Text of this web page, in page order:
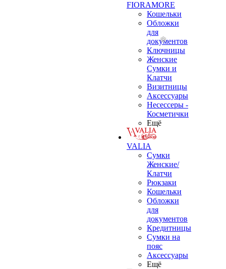
FIORAMORE
Кошельки
Обложки
для
документов
Ключницы
Женские
Сумки и
Клатчи
Визитницы
Аксессуары
Несессеры -
Косметички
Ещё
VALIA
Сумки
Женские/
Клатчи
Рюкзаки
Кошельки
Обложки
для
документов
Кредитницы
Сумки на
пояс
Аксессуары
Ещё